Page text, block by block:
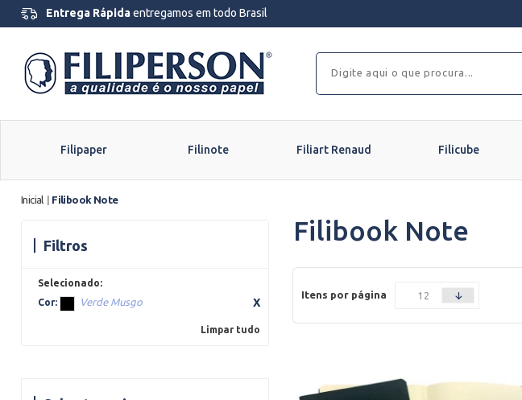
Entrega Rápidaentregamos em todo Brasil
Filipaper Filinote Filiart Renaud Filicube
Inicial Filibook Note
Filtros
Cor: Verde Musgo
Limpar tudo
Filibook Note
Itens por página